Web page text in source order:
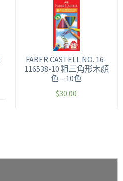
FABER CASTELL NO. 16-
116538-10 粗三角形木顏
色 – 10色
$30.00